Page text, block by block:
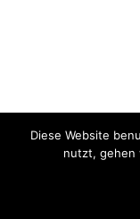
Diese Website
nutzt, gehen